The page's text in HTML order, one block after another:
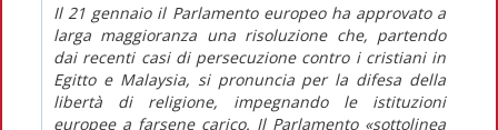
Il 21 gennaio il Parlamento europeo ha approvato a
larga maggioranza una risoluzione che, partendo
dai recenti casi di persecuzione contro i cristiani in
Egitto e Malaysia, si pronuncia per la difesa della
libertà di religione, impegnando le istituzioni
europee a farsene carico. Il Parlamento «sottolinea